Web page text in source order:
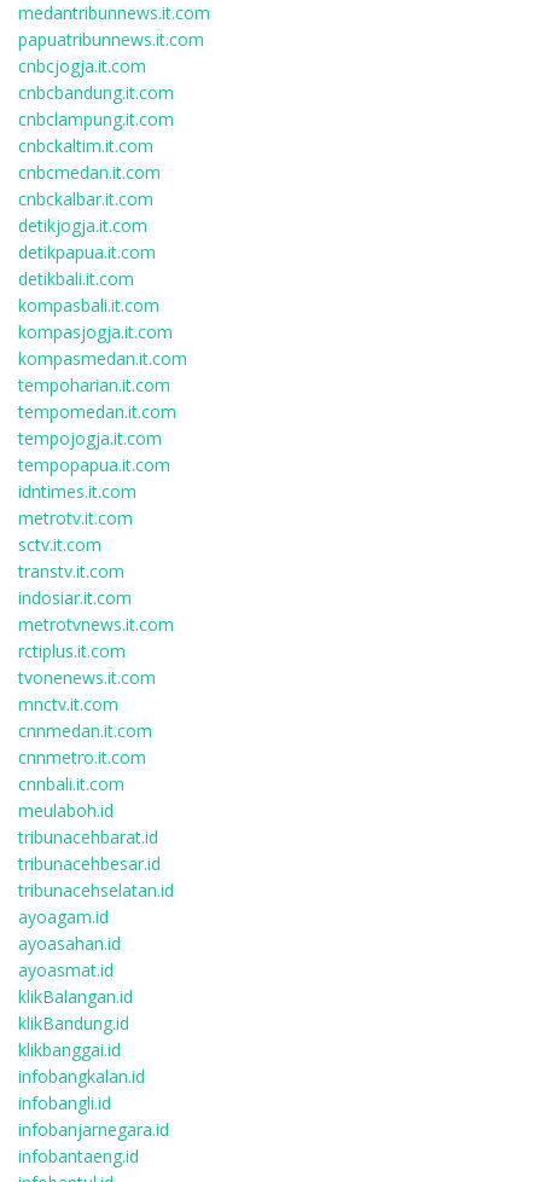
medantribunnews.it.com
papuatribunnews.it.com
cnbcjogja.it.com
cnbcbandung.it.com
cnbclampung.it.com
cnbckaltim.it.com
cnbcmedan.it.com
cnbckalbar.it.com
detikjogja.it.com
detikpapua.it.com
detikbali.it.com
kompasbali.it.com
kompasjogja.it.com
kompasmedan.it.com
tempoharian.it.com
tempomedan.it.com
tempojogja.it.com
tempopapua.it.com
idntimes.it.com
metrotv.it.com
sctv.it.com
transtv.it.com
indosiar.it.com
metrotvnews.it.com
rctiplus.it.com
tvonenews.it.com
mnctv.it.com
cnnmedan.it.com
cnnmetro.it.com
cnnbali.it.com
meulaboh.id
tribunacehbarat.id
tribunacehbesar.id
tribunacehselatan.id
ayoagam.id
ayoasahan.id
ayoasmat.id
klikBalangan.id
klikBandung.id
klikbanggai.id
infobangkalan.id
infobangli.id
infobanjarnegara.id
infobantaeng.id